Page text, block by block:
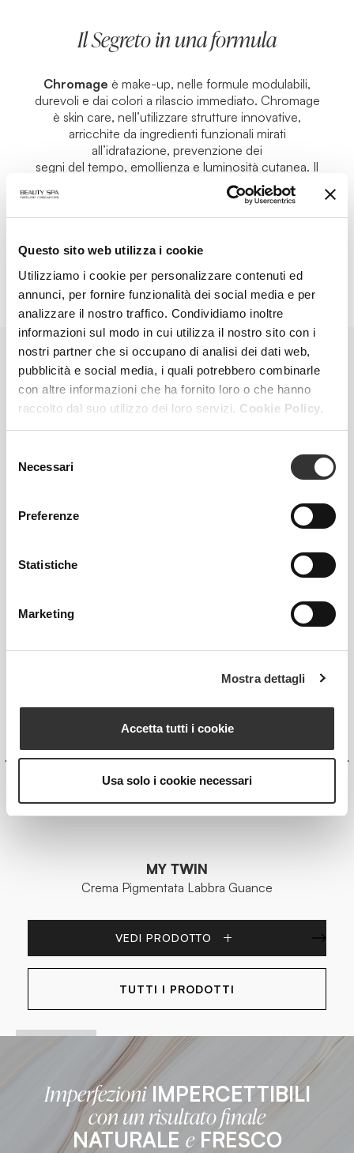
Questo sito web utilizza i cookie
Utilizziamo i cookie per personalizzare contenuti ed
annunci, per fornire funzionalità dei social media e per
analizzare il nostro traffico. Condividiamo inoltre
informazioni sul modo in cui utilizza il nostro sito con i
nostri partner che si occupano di analisi dei dati web,
pubblicità e social media, i quali potrebbero combinarle
con altre informazioni che ha fornito loro o che hanno
raccolto dal suo utilizzo dei loro servizi. Cookie Policy.
delNecessari
Preferenze
Statistiche
Marketing
Mostra dettagli
Accetta tutti i cookie
Usa solo i cookie necessari
Il Segreto in una formula
Chromage è make-up, nelle formule modulabili,
durevoli e dai colori a rilascio immediato. Chromage
è skin care, nell’utilizzare strutture innovative,
arricchite da ingredienti funzionali mirati
all’idratazione, prevenzione dei
segni del tempo, emollienza e luminosità cutanea. Il
risultato è un gesto semplice, capace di tradursi in
PRODOTTI PER LA CURA
DOMICILIARE
MY TWIN
Crema Pigmentata Labbra Guance
VEDI PRODOTTO
TUTTI I PRODOTTI
ImperfezioniIMPERCETTIBILI
con un risultato finale
NATURALE eFRESCO